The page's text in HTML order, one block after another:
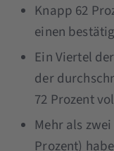
Knapp 62
einen
Ein Viertel
der
72 Prozent
Mehr als
Prozent)